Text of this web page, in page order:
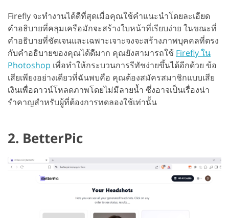
Firefly จะทำงานได้ดีที่สุดเมื่อคุณใช้คำแนะนำโดยละเอียด
คำอธิบายที่คลุมเครือมักจะสร้างใบหน้าที่เรียบง่าย ในขณะที่
คำอธิบายที่ชัดเจนและเฉพาะเจาะจงจะสร้างภาพบุคคลที่ตรง
กับคำอธิบายของคุณได้ดีมาก คุณยังสามารถใช้ Firefly ใน
Photoshop เพื่อทำให้กระบวนการรีทัชง่ายขึ้นได้อีกด้วย ข้อ
เสียเพียงอย่างเดียวที่ฉันพบคือ คุณต้องสมัครสมาชิกแบบเสีย
เงินเพื่อดาวน์โหลดภาพโดยไม่มีลายน้ำ ซึ่งอาจเป็นเรื่องน่า
รำคาญสำหรับผู้ที่ต้องการทดลองใช้เท่านั้น
2. BetterPic